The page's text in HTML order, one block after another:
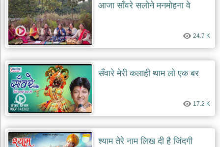
आजा साँवरे सलोने मनमोहना वे
24.7 K
सँवारे मेरी कलाही थाम लो एक बर
17.2 K
श्याम तेरे नाम लिख दी है जिंदगी